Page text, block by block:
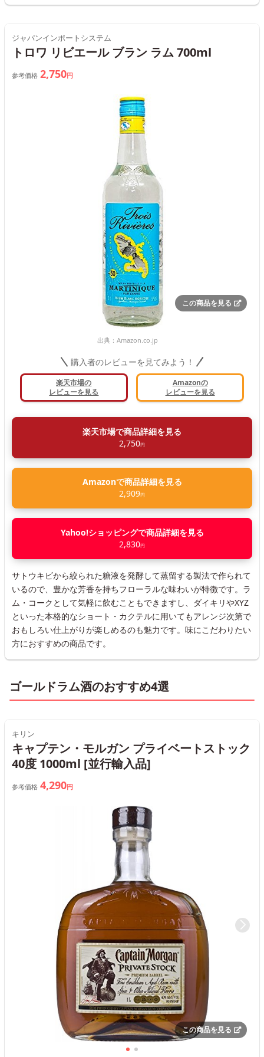
ジャパンインポートシステム
トロワ リビエール ブラン ラム 700ml
参考価格 2,750円
この商品を見る
出典： Amazon.co.jp
購入者のレビューを見てみよう！
楽天市場の
レビューを見る
Amazonの
レビューを見る
楽天市場で商品詳細を見る
2,750円
Amazonで商品詳細を見る
2,909円
Yahoo!ショッピングで商品詳細を見る
2,830円
サトウキビから絞られた糖液を発酵して蒸留する製法で作られて
いるので、豊かな芳香を持ちフローラルな味わいが特徴です。ラ
ム・コークとして気軽に飲むこともできますし、ダイキリやXYZ
といった本格的なショート・カクテルに用いてもアレンジ次第で
おもしろい仕上がりが楽しめるのも魅力です。味にこだわりたい
方におすすめの商品です。
ゴールドラム酒のおすすめ4選
キリン
キャプテン・モルガン プライベートストック
40度 1000ml [並行輸入品]
参考価格 4,290円
この商品を見る